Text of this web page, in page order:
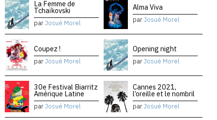
La Femme de
Tchaïkovski
parJosué Morel
Alma Viva
parJosué Morel
Coupez !
parJosué Morel
Opening night
parJosué Morel
30e Festival Biarritz
Amérique Latine
parJosué Morel
Cannes 2021,
l’oreille et le nombril
parJosué Morel